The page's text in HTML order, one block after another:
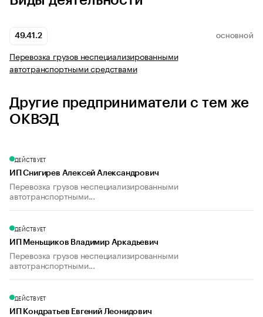
49.41.2 ОСНОВНОЙ
Перевозка грузов неспециализированными
автотранспортными средствами
Другие предприниматели с тем же
ОКВЭД
ДЕЙСТВУЕТ
ИП Снигирев Алексей Александрович
Перевозка грузов неспециализированными
автотранспортными...
ДЕЙСТВУЕТ
ИП Меньщиков Владимир Аркадьевич
Перевозка грузов неспециализированными
автотранспортными...
ДЕЙСТВУЕТ
ИП Кондратьев Евгений Леонидович